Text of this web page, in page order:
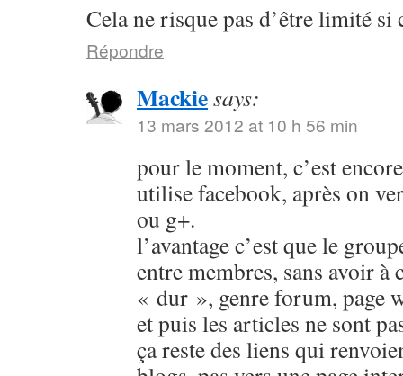
Cela ne risque pas d’être limité si
Répondre
Mackiesays:
13 mars 2012 at 10 h 56 min
pour le moment, c’est
utilise facebook, après on
ou g+.
l’avantage c’est que le
entre membres, sans avoir à
« dur », genre forum, page
et puis les articles ne sont
ça reste des liens qui